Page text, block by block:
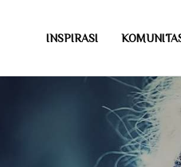
INSPIRASI